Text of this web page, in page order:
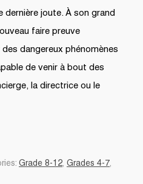
dernière joute. À son grand
faire preuve
dangereux phénomènes
de venir à bout des
la directrice ou le
Grade 8-12, Grades 4-7,